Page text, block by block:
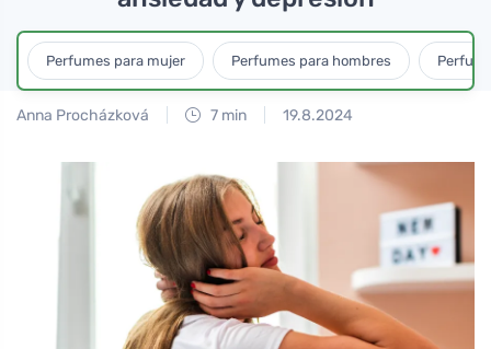
Perfumes para mujer Perfumes para hombres
Anna Procházková 7 min 19.8.2024